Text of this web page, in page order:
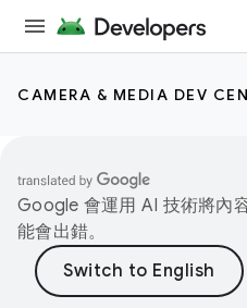
CAMERA & MEDIA DEV
Google 會運用 AI 技術將內
能會出錯。